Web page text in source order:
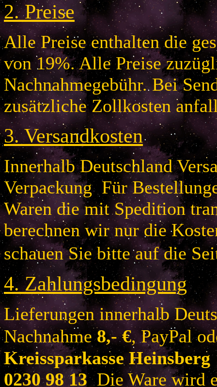
2.Preise
Alle Preise enthalten die
von 19%. Alle Preise
Nachnahmegebühr. Bei
zusätzliche Zollkosten
3.Versandkosten
Innerhalb Deutschland
Verpackung Für
Waren die mit Spedition
berechnen wir nur die
schauen Sie bitte auf die
4.Zahlungsbedingung
Lieferungen innerhalb
Nachnahme 8,- €, PayPal
Kreissparkasse
0230 98 13Die Ware wird